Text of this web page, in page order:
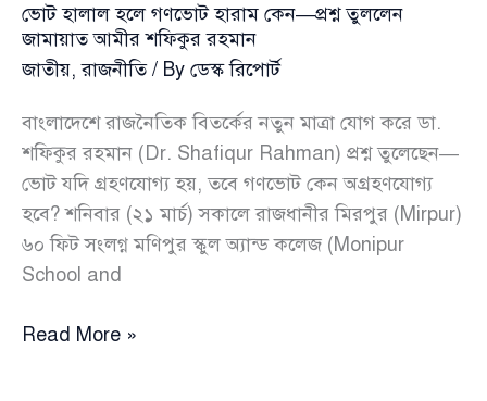
ভোট হালাল হলে গণভোট হারাম কেন—প্রশ্ন তুললেন
জামায়াত আমীর শফিকুর রহমান
জাতীয়,রাজনীতি/ By ডেস্ক রিপোর্ট
বাংলাদেশে রাজনৈতিক বিতর্কের নতুন মাত্রা যোগ করে ডা.
শফিকুর রহমান (Dr. Shafiqur Rahman) প্রশ্ন তুলেছেন—
ভোট যদি গ্রহণযোগ্য হয়, তবে গণভোট কেন অগ্রহণযোগ্য
হবে? শনিবার (২১ মার্চ) সকালে রাজধানীর মিরপুর (Mirpur)
৬০ ফিট সংলগ্ন মণিপুর স্কুল অ্যান্ড কলেজ (Monipur
School and
ভোট
Read More »